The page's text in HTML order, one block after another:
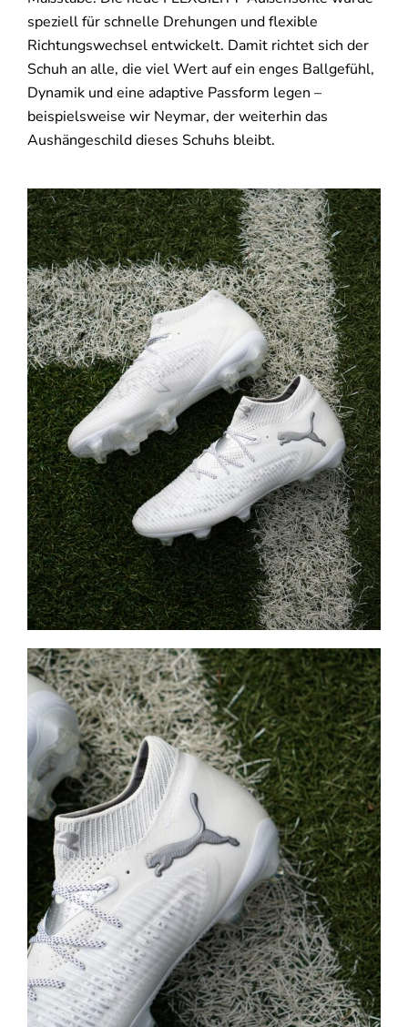
speziell für schnelle Drehungen und flexible
Richtungswechsel entwickelt. Damit richtet sich der
Schuh an alle, die viel Wert auf ein enges Ballgefühl,
Dynamik und eine adaptive Passform legen –
beispielsweise wir Neymar, der weiterhin das
Aushängeschild dieses Schuhs bleibt.